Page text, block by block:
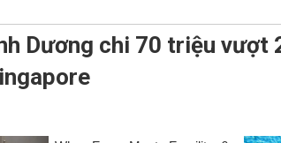
Dương chi 70 triệu vượt